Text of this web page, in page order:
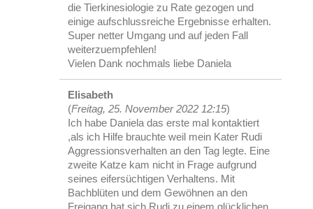
die Tierkinesiologie zu Rate gezogen und
einige aufschlussreiche Ergebnisse erhalten.
Super netter Umgang und auf jeden Fall
weiterzuempfehlen!
Vielen Dank nochmals liebe Daniela
Elisabeth
(Freitag, 25. November 2022 12:15)
Ich habe Daniela das erste mal kontaktiert
,als ich Hilfe brauchte weil mein Kater Rudi
Aggressionsverhalten an den Tag legte. Eine
zweite Katze kam nicht in Frage aufgrund
seines eifersüchtigen Verhaltens. Mit
Bachblüten und dem Gewöhnen an den
Freigang hat sich Rudi zu einem glücklichen